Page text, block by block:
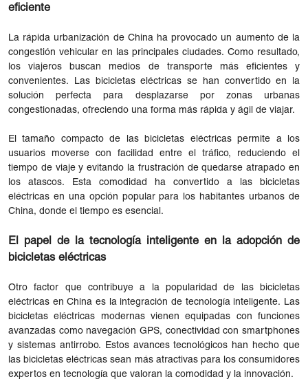
eficiente
La rápida urbanización de China ha provocado un aumento de la
congestión vehicular en las principales ciudades. Como resultado,
los viajeros buscan medios de transporte más eficientes y
convenientes. Las bicicletas eléctricas se han convertido en la
solución perfecta para desplazarse por zonas urbanas
congestionadas, ofreciendo una forma más rápida y ágil de viajar.
El tamaño compacto de las bicicletas eléctricas permite a los
usuarios moverse con facilidad entre el tráfico, reduciendo el
tiempo de viaje y evitando la frustración de quedarse atrapado en
los atascos. Esta comodidad ha convertido a las bicicletas
eléctricas en una opción popular para los habitantes urbanos de
China, donde el tiempo es esencial.
El papel de la tecnología inteligente en la adopción de
bicicletas eléctricas
Otro factor que contribuye a la popularidad de las bicicletas
eléctricas en China es la integración de tecnología inteligente. Las
bicicletas eléctricas modernas vienen equipadas con funciones
avanzadas como navegación GPS, conectividad con smartphones
y sistemas antirrobo. Estos avances tecnológicos han hecho que
las bicicletas eléctricas sean más atractivas para los consumidores
expertos en tecnología que valoran la comodidad y la innovación.